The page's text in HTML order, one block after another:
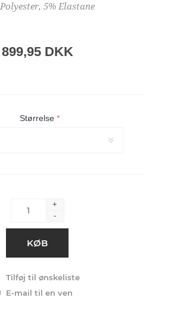
5% Elastane
899,95 DKK
Størrelse*
+
-